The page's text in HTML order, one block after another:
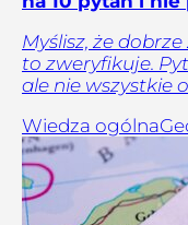
Myślisz, że
to zweryfikuje.
ale nie wszystkie
Wiedza ogólna